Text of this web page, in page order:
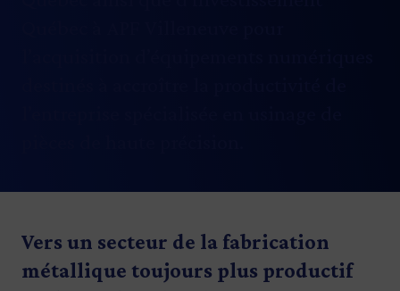
Vers un secteur de la fabrication
métallique toujours plus productif